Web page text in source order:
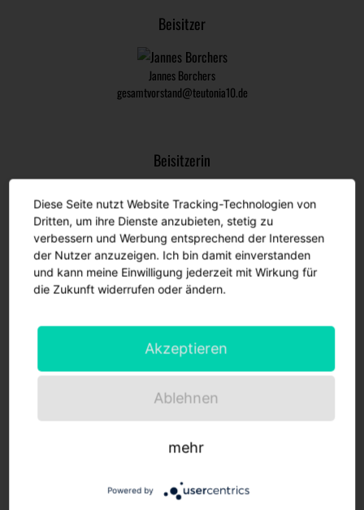
Beisitzer
Jannes Borchers
gesamtvorstand@teutonia10.de
Beisitzerin
Eleftheria Logaroudi
gesamtvorstand@teutonia10.de
Beisitzer
Max Wedgbury
Diese Seite nutzt Website Tracking-Technologien von
Dritten, um ihre Dienste anzubieten, stetig zu
verbessern und Werbung entsprechend der Interessen
der Nutzer anzuzeigen. Ich bin damit einverstanden
und kann meine Einwilligung jederzeit mit Wirkung für
die Zukunft widerrufen oder ändern.
Akzeptieren
Ablehnen
mehr
Powered by